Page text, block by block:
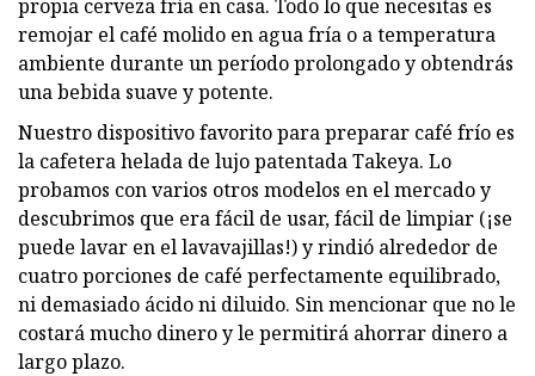
propia cerveza fría en casa. Todo lo que necesitas es
remojar el café molido en agua fría o a temperatura
ambiente durante un período prolongado y obtendrás
una bebida suave y potente.
Nuestro dispositivo favorito para preparar café frío es
la cafetera helada de lujo patentada Takeya. Lo
probamos con varios otros modelos en el mercado y
descubrimos que era fácil de usar, fácil de limpiar (¡se
puede lavar en el lavavajillas!) y rindió alrededor de
cuatro porciones de café perfectamente equilibrado,
ni demasiado ácido ni diluido. Sin mencionar que no le
costará mucho dinero y le permitirá ahorrar dinero a
largo plazo.